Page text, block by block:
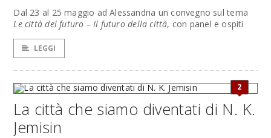
Dal 23 al 25 maggio ad Alessandria un convegno sul tema
Le città del futuro – Il futuro della città, con panel e ospiti
LEGGI
2
La città che siamo diventati di N. K.
Jemisin